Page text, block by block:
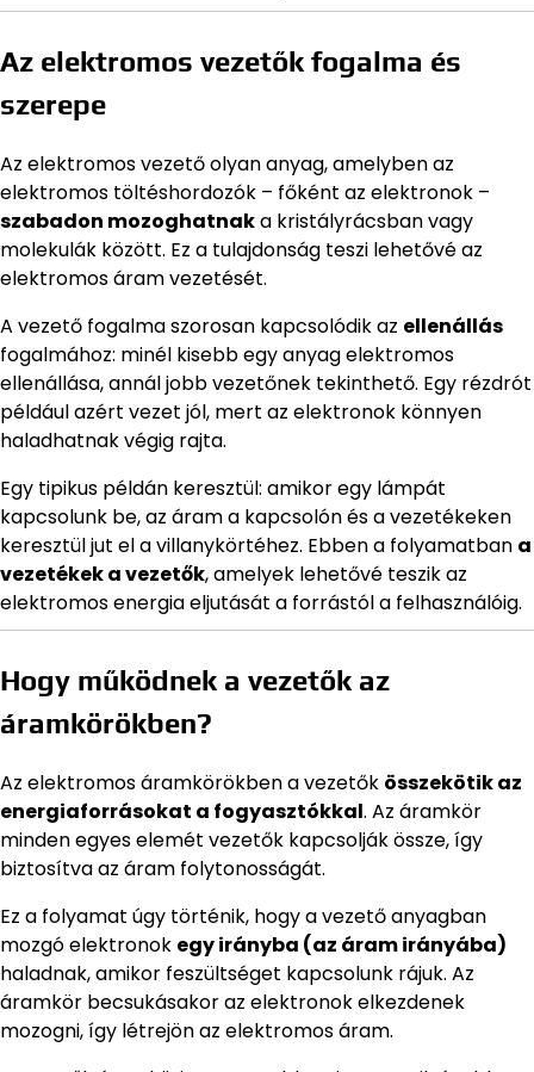
Az elektromos vezetők fogalma és
szerepe
Az elektromos vezető olyan anyag, amelyben az
elektromos töltéshordozók – főként az elektronok –
szabadon mozoghatnaka kristályrácsban vagy
molekulák között. Ez a tulajdonság teszi lehetővé az
elektromos áram vezetését.
A vezető fogalma szorosan kapcsolódik az ellenállás
fogalmához: minél kisebb egy anyag elektromos
ellenállása, annál jobb vezetőnek tekinthető. Egy rézdrót
például azért vezet jól, mert az elektronok könnyen
haladhatnak végig rajta.
Egy tipikus példán keresztül: amikor egy lámpát
kapcsolunk be, az áram a kapcsolón és a vezetékeken
keresztül jut el a villanykörtéhez. Ebben a folyamatban a
vezetékek a vezetők, amelyek lehetővé teszik az
elektromos energia eljutását a forrástól a felhasználóig.
Hogy működnek a vezetők az
áramkörökben?
Az elektromos áramkörökben a vezetők összekötik az
energiaforrásokat a fogyasztókkal. Az áramkör
minden egyes elemét vezetők kapcsolják össze, így
biztosítva az áram folytonosságát.
Ez a folyamat úgy történik, hogy a vezető anyagban
mozgó elektronok egy irányba (az áram irányába)
haladnak, amikor feszültséget kapcsolunk rájuk. Az
áramkör becsukásakor az elektronok elkezdenek
mozogni, így létrejön az elektromos áram.